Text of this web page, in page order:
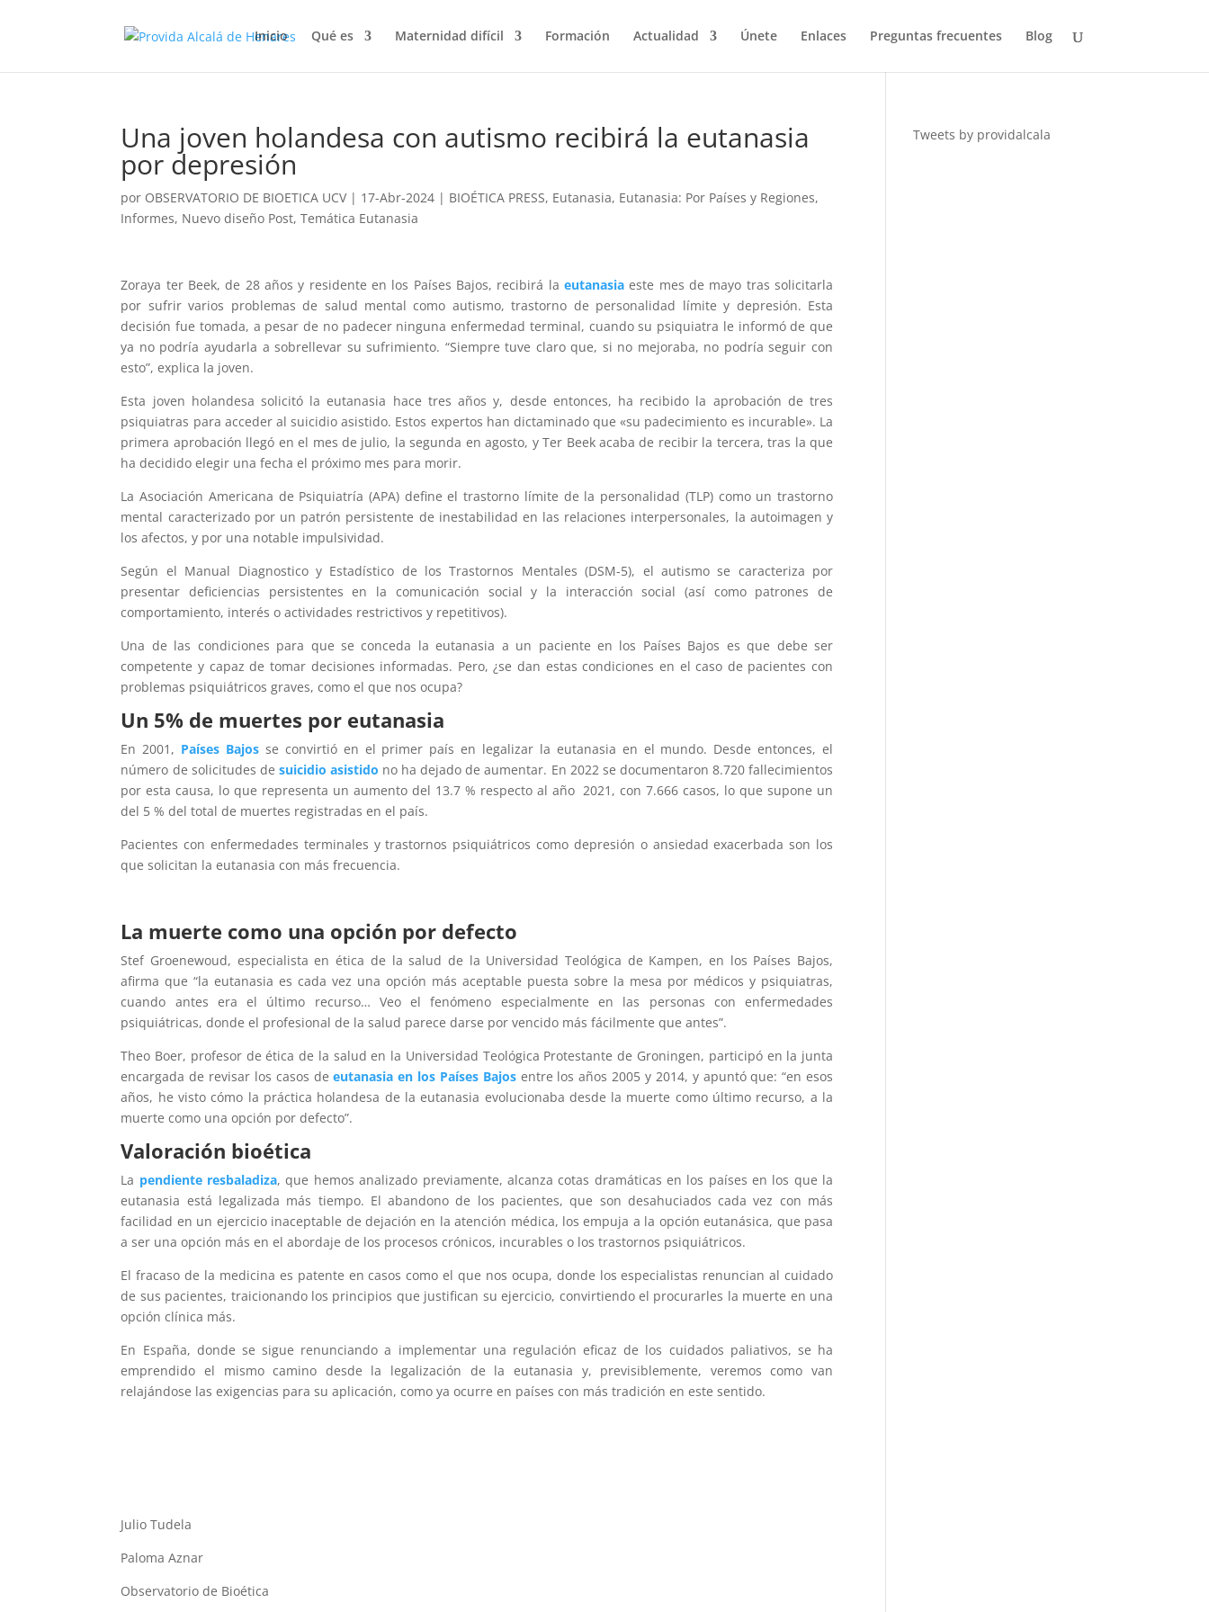
Inicio Qué es Maternidad difícil Formación Actualidad Únete Enlaces Preguntas frecuentes Blog
Una joven holandesa con autismo recibirá la eutanasia
por depresión
por OBSERVATORIO DE BIOETICA UCV| 17-Abr-2024 | BIOÉTICA PRESS, Eutanasia, Eutanasia: Por Países y Regiones,
Informes, Nuevo diseño Post,Temática Eutanasia
Zoraya ter Beek, de 28 años y residente en los Países Bajos, recibirá laeutanasia este mes de mayo tras solicitarla
por sufrir varios problemas de salud mental como autismo, trastorno de personalidad límite y depresión. Esta
decisión fue tomada, a pesar de no padecer ninguna enfermedad terminal, cuando su psiquiatra le informó de que
ya no podría ayudarla a sobrellevar su sufrimiento. “Siempre tuve claro que, si no mejoraba, no podría seguir con
esto”, explica la joven.
Esta joven holandesa solicitó la eutanasia hace tres años y, desde entonces, ha recibido la aprobación de tres
psiquiatras para acceder al suicidio asistido. Estos expertos han dictaminado que «su padecimiento es incurable». La
primera aprobación llegó en el mes de julio, la segunda en agosto, y Ter Beek acaba de recibir la tercera, tras la que
ha decidido elegir una fecha el próximo mes para morir.
La Asociación Americana de Psiquiatría (APA) define el trastorno límite de la personalidad (TLP) como un trastorno
mental caracterizado por un patrón persistente de inestabilidad en las relaciones interpersonales, la autoimagen y
los afectos, y por una notable impulsividad.
Según el Manual Diagnostico y Estadístico de los Trastornos Mentales (DSM-5), el autismo se caracteriza por
presentar deficiencias persistentes en la comunicación social y la interacción social (así como patrones de
comportamiento, interés o actividades restrictivos y repetitivos).
Una de las condiciones para que se conceda la eutanasia a un paciente en los Países Bajos es que debe ser
competente y capaz de tomar decisiones informadas. Pero, ¿se dan estas condiciones en el caso de pacientes con
problemas psiquiátricos graves, como el que nos ocupa?
Un 5% de muertes por eutanasia
En 2001, Países Bajos se convirtió en el primer país en legalizar la eutanasia en el mundo. Desde entonces, el
número de solicitudes de suicidio asistido no ha dejado de aumentar. En 2022 se documentaron 8.720 fallecimientos
por esta causa, lo que representa un aumento del 13.7 % respecto al año 2021, con 7.666 casos, lo que supone un
del 5 % del total de muertes registradas en el país.
Pacientes con enfermedades terminales y trastornos psiquiátricos como depresión o ansiedad exacerbada son los
que solicitan la eutanasia con más frecuencia.
La muerte como una opción por defecto
Stef Groenewoud, especialista en ética de la salud de la Universidad Teológica de Kampen, en los Países Bajos,
afirma que “la eutanasia es cada vez una opción más aceptable puesta sobre la mesa por médicos y psiquiatras,
cuando antes era el último recurso… Veo el fenómeno especialmente en las personas con enfermedades
psiquiátricas, donde el profesional de la salud parece darse por vencido más fácilmente que antes”.
Theo Boer, profesor de ética de la salud en la Universidad Teológica Protestante de Groningen, participó en la junta
encargada de revisar los casos deeutanasia en los Países Bajosentre los años 2005 y 2014, y apuntó que: “en esos
años, he visto cómo la práctica holandesa de la eutanasia evolucionaba desde la muerte como último recurso, a la
muerte como una opción por defecto”.
Valoración bioética
La pendiente resbaladiza, que hemos analizado previamente, alcanza cotas dramáticas en los países en los que la
eutanasia está legalizada más tiempo. El abandono de los pacientes, que son desahuciados cada vez con más
facilidad en un ejercicio inaceptable de dejación en la atención médica, los empuja a la opción eutanásica, que pasa
a ser una opción más en el abordaje de los procesos crónicos, incurables o los trastornos psiquiátricos.
El fracaso de la medicina es patente en casos como el que nos ocupa, donde los especialistas renuncian al cuidado
de sus pacientes, traicionando los principios que justifican su ejercicio, convirtiendo el procurarles la muerte en una
opción clínica más.
En España, donde se sigue renunciando a implementar una regulación eficaz de los cuidados paliativos, se ha
emprendido el mismo camino desde la legalización de la eutanasia y, previsiblemente, veremos como van
relajándose las exigencias para su aplicación, como ya ocurre en países con más tradición en este sentido.
Julio Tudela
Paloma Aznar
Observatorio de Bioética
Tweets by providalcala